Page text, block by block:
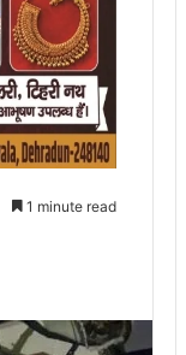
1 minute read